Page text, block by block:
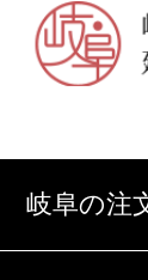
岐阜の注